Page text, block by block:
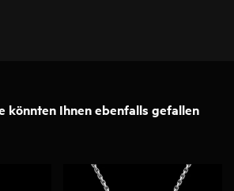
könnten Ihnen ebenfalls gefallen